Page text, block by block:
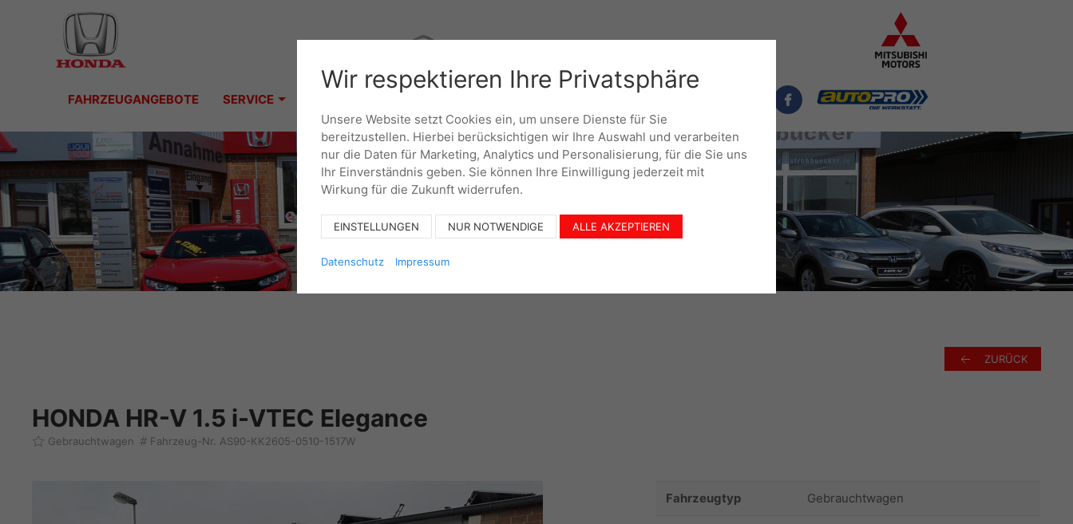
FAHRZEUGANGEBOTE SERVICE
ZURÜCK
HONDA HR-V 1.5 i-VTEC Elegance
Gebrauchtwagen Fahrzeug-Nr. AS90-KK2605-0510-1517W
Fahrzeugtyp Gebrauchtwagen
Wir respektieren Ihre Privatsphäre
Unsere Website setzt Cookies ein, um unsere Dienste für Sie
bereitzustellen. Hierbei berücksichtigen wir Ihre Auswahl und verarbeiten
nur die Daten für Marketing, Analytics und Personalisierung, für die Sie uns
Ihr Einverständnis geben. Sie können Ihre Einwilligung jederzeit mit
Wirkung für die Zukunft widerrufen.
EINSTELLUNGEN NUR NOTWENDIGE ALLE AKZEPTIEREN
Datenschutz Impressum